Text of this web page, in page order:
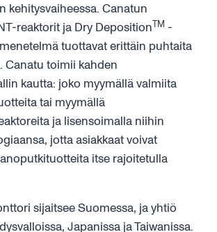
kehitysvaiheessa. Canatun
reaktorit ja Dry DepositionTM -
tuottavat erittäin puhtaita
Canatu toimii kahden
kautta: joko myymällä valmiita
tai myymällä
ja lisensoimalla niihin
jotta asiakkaat voivat
itse rajoitetulla
sijaitsee Suomessa, ja yhtiö
Japanissa ja Taiwanissa.